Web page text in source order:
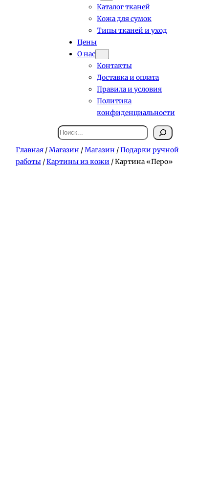
Каталог тканей
Кожа для сумок
Типы тканей и уход
Цены
О нас
Контакты
Доставка и оплата
Правила и условия
Политика
конфиденциальности
Поиск
Главная /Магазин /Магазин /Подарки ручной
работы /Картины из кожи / Картина «Перо»